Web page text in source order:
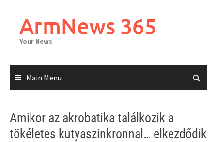
contentArmNews 365
Your News
Main Menu
Amikor az akrobatika találkozik a
tökéletes kutyaszinkronnal… elkezdődik